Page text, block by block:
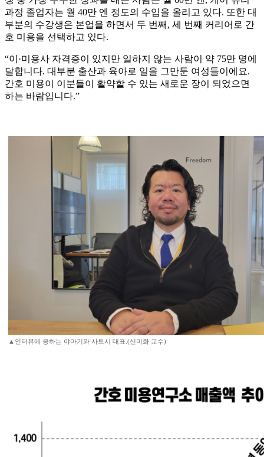
과정 졸업자는 월 40만 엔 정도의 수입을 올리고 있다. 또한 대
부분의 수강생은 본업을 하면서 두 번째, 세 번째 커리어로 간
호 미용을 선택하고 있다.
“이·미용사 자격증이 있지만 일하지 않는 사람이 약 75만 명에
달합니다. 대부분 출산과 육아로 일을 그만둔 여성들이에요.
간호 미용이 이분들이 활약할 수 있는 새로운 장이 되었으면
하는 바람입니다.”
▲인터뷰에 응하는 야마기와 사토시 대표.(신미화 교수)